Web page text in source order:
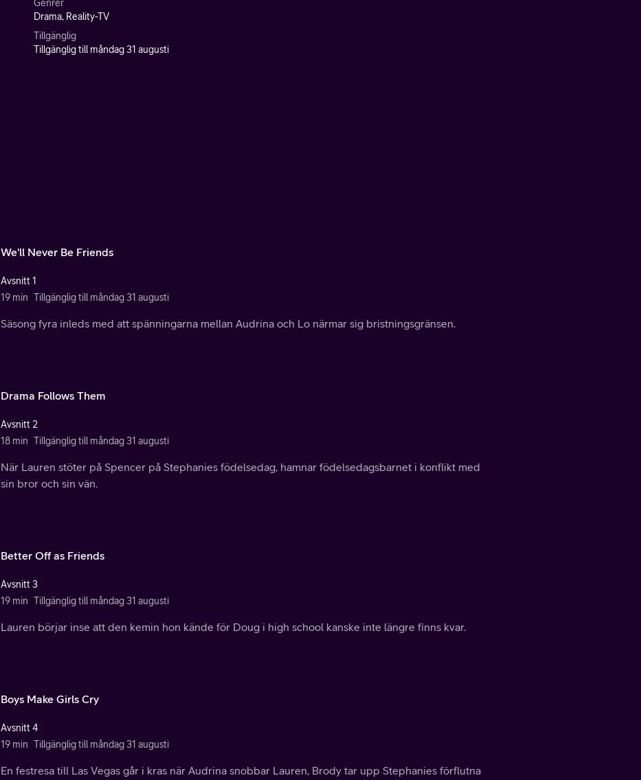
Genrer
Drama, Reality-TV
Tillgänglig
Tillgänglig till måndag 31 augusti
We'll Never Be Friends
Avsnitt 1
19 min Tillgänglig till måndag 31 augusti
Säsong fyra inleds med att spänningarna mellan Audrina och Lo närmar sig bristningsgränsen.
Drama Follows Them
Avsnitt 2
18 min Tillgänglig till måndag 31 augusti
När Lauren stöter på Spencer på Stephanies födelsedag, hamnar födelsedagsbarnet i konflikt med
sin bror och sin vän.
Better Off as Friends
Avsnitt 3
19 min Tillgänglig till måndag 31 augusti
Lauren börjar inse att den kemin hon kände för Doug i high school kanske inte längre finns kvar.
Boys Make Girls Cry
Avsnitt 4
19 min Tillgänglig till måndag 31 augusti
En festresa till Las Vegas går i kras när Audrina snobbar Lauren, Brody tar upp Stephanies förflutna